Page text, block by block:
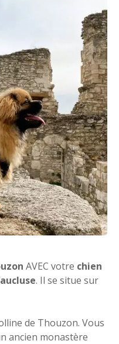
AVEC votre chien
. Il se situe sur
de Thouzon. Vous
ancien monastère